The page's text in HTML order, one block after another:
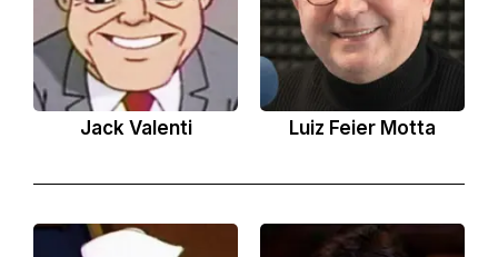
Jack Valenti Luiz Feier Motta